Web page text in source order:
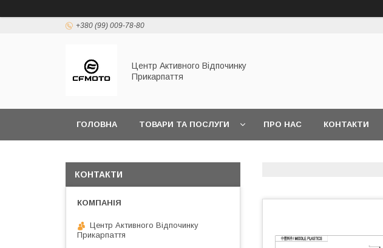
+380 (99) 009-78-80
Центр Активного Відпочинку
Прикарпаття
ГОЛОВНА ТОВАРИ ТА ПОСЛУГИ ПРО НАС КОНТАКТИ
КОНТАКТИ
Центр Активного Відпочинку
Прикарпаття